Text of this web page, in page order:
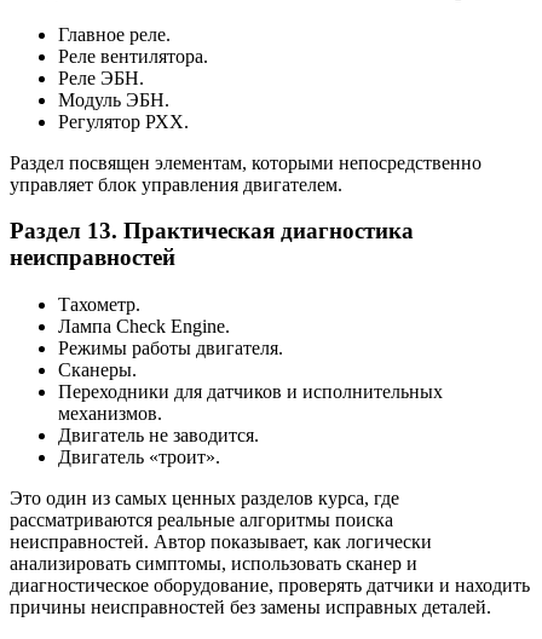
Главное реле.
Реле вентилятора.
Реле ЭБН.
Модуль ЭБН.
Регулятор РХХ.
Раздел посвящен элементам, которыми непосредственно
управляет блок управления двигателем.
Раздел 13. Практическая диагностика
неисправностей
Тахометр.
Лампа Check Engine.
Режимы работы двигателя.
Сканеры.
Переходники для датчиков и исполнительных
механизмов.
Двигатель не заводится.
Двигатель «троит».
Это один из самых ценных разделов курса, где
рассматриваются реальные алгоритмы поиска
неисправностей. Автор показывает, как логически
анализировать симптомы, использовать сканер и
диагностическое оборудование, проверять датчики и находить
причины неисправностей без замены исправных деталей.